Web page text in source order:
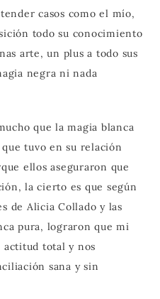
casos como el mío,
todo su conocimiento
arte, un plus a todo sus
negra ni nada
que la magia blanca
tuvo en su relación
ellos aseguraron que
la cierto es que según
de Alicia Collado y las
pura, lograron que mi
actitud total y nos
sana y sin